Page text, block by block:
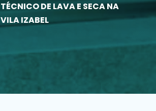
TÉCNICO DE LAVA E SECA NA
VILA IZABEL